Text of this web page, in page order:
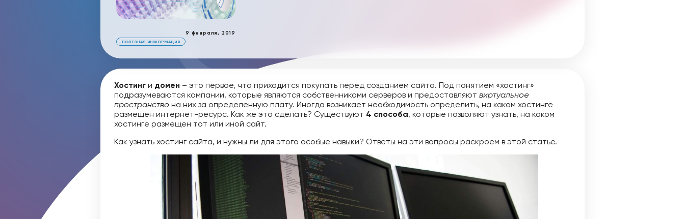
9 февраля, 2019
ПОЛЕЗНАЯ ИНФОРМАЦИЯ
Хостинг и домен – это первое, что приходится покупать перед созданием сайта. Под понятием «хостинг»
подразумеваются компании, которые являются собственниками серверов и предоставляют виртуальное
пространство на них за определенную плату. Иногда возникает необходимость определить, на каком хостинге
размещен интернет-ресурс. Как же это сделать? Существуют 4 способа, которые позволяют узнать, на каком
хостинге размещен тот или иной сайт.
Как узнать хостинг сайта, и нужны ли для этого особые навыки? Ответы на эти вопросы раскроем в этой статье.